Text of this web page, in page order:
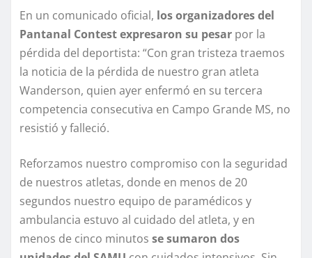
En un comunicado oficial, los organizadores del
Pantanal Contest expresaron su pesar por la
pérdida del deportista: “Con gran tristeza traemos
la noticia de la pérdida de nuestro gran atleta
Wanderson, quien ayer enfermó en su tercera
competencia consecutiva en Campo Grande MS, no
resistió y falleció.
Reforzamos nuestro compromiso con la seguridad
de nuestros atletas, donde en menos de 20
segundos nuestro equipo de paramédicos y
ambulancia estuvo al cuidado del atleta, y en
menos de cinco minutos se sumaron dos